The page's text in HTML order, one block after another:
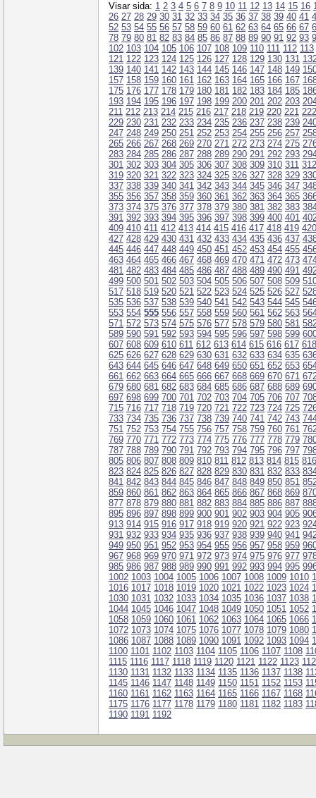
Visar sida: 1 2 3 4 5 6 7 8 9 10 11 12 13 14 15 16
26 27 28 29 30 31 32 33 34 35 36 37 38 39 40 41
52 53 54 55 56 57 58 59 60 61 62 63 64 65 66 67
78 79 80 81 82 83 84 85 86 87 88 89 90 91 92 93
102 103 104 105 106 107 108 109 110 111 112 113
121 122 123 124 125 126 127 128 129 130 131
139 140 141 142 143 144 145 146 147 148 149
157 158 159 160 161 162 163 164 165 166 167
175 176 177 178 179 180 181 182 183 184 185
193 194 195 196 197 198 199 200 201 202 203
211 212 213 214 215 216 217 218 219 220 221 222
229 230 231 232 233 234 235 236 237 238 239
247 248 249 250 251 252 253 254 255 256 257
265 266 267 268 269 270 271 272 273 274 275
283 284 285 286 287 288 289 290 291 292 293
301 302 303 304 305 306 307 308 309 310 311 312
319 320 321 322 323 324 325 326 327 328 329
337 338 339 340 341 342 343 344 345 346 347
355 356 357 358 359 360 361 362 363 364 365
373 374 375 376 377 378 379 380 381 382 383
391 392 393 394 395 396 397 398 399 400 401
409 410 411 412 413 414 415 416 417 418 419 420
427 428 429 430 431 432 433 434 435 436 437
445 446 447 448 449 450 451 452 453 454 455
463 464 465 466 467 468 469 470 471 472 473
481 482 483 484 485 486 487 488 489 490 491
499 500 501 502 503 504 505 506 507 508 509
517 518 519 520 521 522 523 524 525 526 527
535 536 537 538 539 540 541 542 543 544 545
553 554 555 556 557 558 559 560 561 562 563
571 572 573 574 575 576 577 578 579 580 581
589 590 591 592 593 594 595 596 597 598 599
607 608 609 610 611 612 613 614 615 616 617 618
625 626 627 628 629 630 631 632 633 634 635
643 644 645 646 647 648 649 650 651 652 653
661 662 663 664 665 666 667 668 669 670 671
679 680 681 682 683 684 685 686 687 688 689
697 698 699 700 701 702 703 704 705 706 707
715 716 717 718 719 720 721 722 723 724 725
733 734 735 736 737 738 739 740 741 742 743
751 752 753 754 755 756 757 758 759 760 761
769 770 771 772 773 774 775 776 777 778 779
787 788 789 790 791 792 793 794 795 796 797
805 806 807 808 809 810 811 812 813 814 815 816
823 824 825 826 827 828 829 830 831 832 833
841 842 843 844 845 846 847 848 849 850 851
859 860 861 862 863 864 865 866 867 868 869
877 878 879 880 881 882 883 884 885 886 887
895 896 897 898 899 900 901 902 903 904 905
913 914 915 916 917 918 919 920 921 922 923
931 932 933 934 935 936 937 938 939 940 941
949 950 951 952 953 954 955 956 957 958 959
967 968 969 970 971 972 973 974 975 976 977
985 986 987 988 989 990 991 992 993 994 995
1002 1003 1004 1005 1006 1007 1008 1009 1010
1016 1017 1018 1019 1020 1021 1022 1023 1024
1030 1031 1032 1033 1034 1035 1036 1037 1038
1044 1045 1046 1047 1048 1049 1050 1051 1052
1058 1059 1060 1061 1062 1063 1064 1065 1066
1072 1073 1074 1075 1076 1077 1078 1079 1080
1086 1087 1088 1089 1090 1091 1092 1093 1094
1100 1101 1102 1103 1104 1105 1106 1107 1108
1115 1116 1117 1118 1119 1120 1121 1122 1123
1130 1131 1132 1133 1134 1135 1136 1137 1138
1145 1146 1147 1148 1149 1150 1151 1152 1153
1160 1161 1162 1163 1164 1165 1166 1167 1168
1175 1176 1177 1178 1179 1180 1181 1182 1183
1190 1191 1192